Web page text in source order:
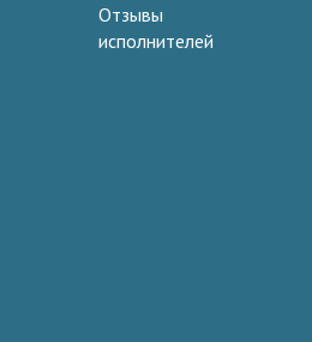
Отзывы
исполнителей